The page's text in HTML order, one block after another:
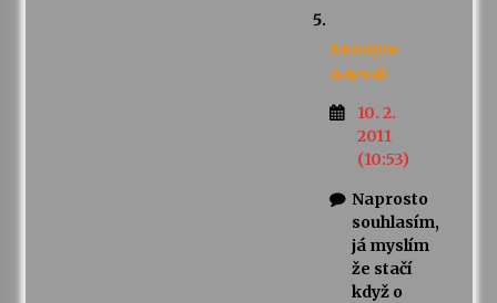
Anonym
napsal:
10. 2.
2011
(10:53)
Naprosto
souhlasím,
já myslím
že stačí
když o